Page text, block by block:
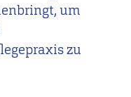
um
zu